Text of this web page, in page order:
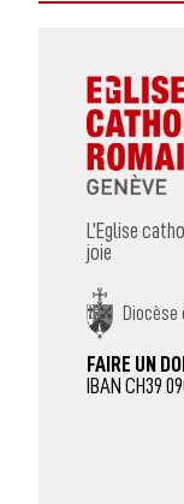
L’Eglise
joie
Diocèse
FAIRE UN
IBAN CH39